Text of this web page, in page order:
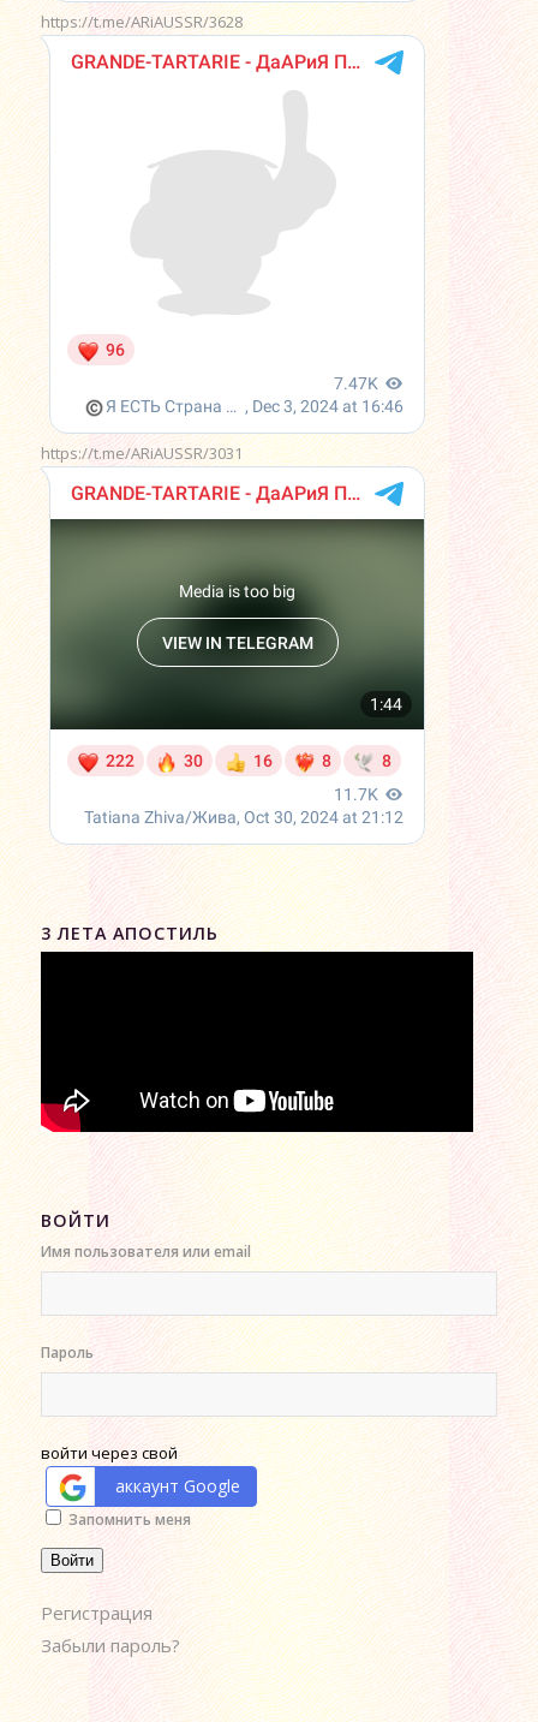
https://t.me/ARiAUSSR/3628
https://t.me/ARiAUSSR/3031
3 ЛЕТА АПОСТИЛЬ
ВОЙТИ
Имя пользователя или email
Пароль
войти через свой
аккаунт Google
Alternative:
Запомнить меня
Войти
Регистрация
Забыли пароль?